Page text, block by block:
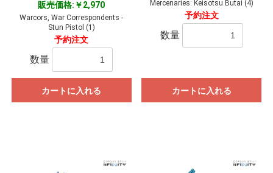
販売価格:￥2,970
Warcors, War Correspondents -
Stun Pistol (1)
予約注文
数量
カートに入れる
Mercenaries: Keisotsu Butai (4)
予約注文
数量
カートに入れる